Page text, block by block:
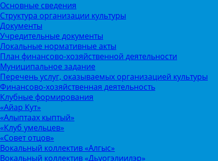
Основные сведения
Структура организации культуры
Документы
Учредительные документы
Локальные нормативные акты
План финансово-хозяйственной деятельности
Муниципальное задание
Перечень услуг, оказываемых организацией культуры
Финансово-хозяйственная деятельность
Клубные формирования
«Айар Кут»
«Алыптаах кыптый»
«Клуб умельцев»
«Совет отцов»
Вокальный коллектив «Алгыс»
Вокальный коллектив «Дьуогэлиилэр»